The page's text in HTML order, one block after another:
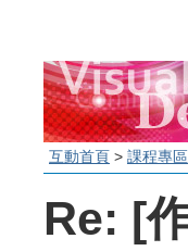
互動首頁 > 課程專區
Re: [